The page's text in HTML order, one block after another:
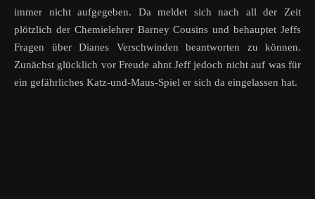
immer nicht aufgegeben. Da meldet sich nach all der Zeit
plötzlich der Chemielehrer Barney Cousins und behauptet Jeffs
Fragen über Dianes Verschwinden beantworten zu können.
Zunächst glücklich vor Freude ahnt Jeff jedoch nicht auf was für
ein gefährliches Katz-und-Maus-Spiel er sich da eingelassen hat.